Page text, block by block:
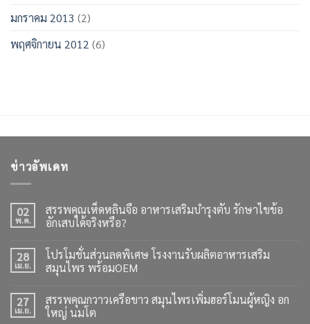
มกราคม 2013 (2)
พฤศจิกายน 2012 (6)
ข่าวอัพเดท
02
พ.ค.
สรรพคุณเห็ดหลินจือ อาหารเสริมบำรุงตับ รักษาไขข้อ
อักเสบได้จริงหรือ?
28
เม.ย.
โปรโมชั่นส่วนลดพิเศษ โรงงานรับผลิตอาหารเสริม
สมุนไพร พร้อมOEM
27
เม.ย.
สรรพคุณกวาวเครือขาว สมุนไพรเพิ่มฮอร์โมนผู้หญิง อก
ใหญ่ นมโต